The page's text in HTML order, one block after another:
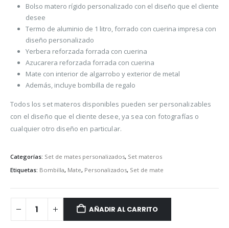
Bolso matero rígido personalizado con el diseño que el cliente
desee
Termo de aluminio de 1 litro, forrado con cuerina impresa con
diseño personalizado
Yerbera reforzada forrada con cuerina
Azucarera reforzada forrada con cuerina
Mate con interior de algarrobo y exterior de metal
Además, incluye bombilla de regalo
Todos los set materos disponibles pueden ser personalizables
con el diseño que el cliente desee, ya sea con fotografías o
cualquier otro diseño en particular.
Categorías: Set de mates personalizados, Set materos
Etiquetas: Bombilla, Mate, Personalizados, Set de mate
AÑADIR AL CARRITO